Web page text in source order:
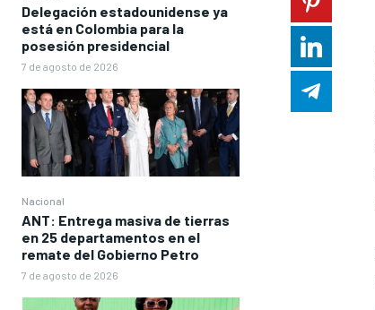
Delegación estadounidense ya
está en Colombia para la
posesión presidencial
7 de agosto de 2026
Nacional
ANT: Entrega masiva de tierras
en 25 departamentos en el
remate del Gobierno Petro
7 de agosto de 2026